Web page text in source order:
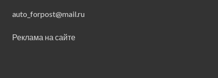
auto_forpost@mail.ru
Реклама на сайте